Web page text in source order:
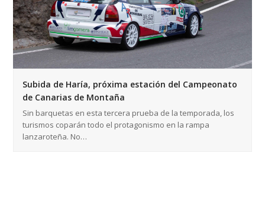
Subida de Haría, próxima estación del Campeonato
de Canarias de Montaña
Sin barquetas en esta tercera prueba de la temporada, los
turismos coparán todo el protagonismo en la rampa
lanzaroteña. No…